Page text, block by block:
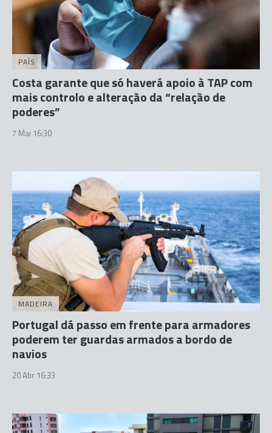
PAÍS
Costa garante que só haverá apoio à TAP com
mais controlo e alteração da “relação de
poderes”
7 Mai 16:30
MADEIRA
Portugal dá passo em frente para armadores
poderem ter guardas armados a bordo de
navios
20 Abr 16:33